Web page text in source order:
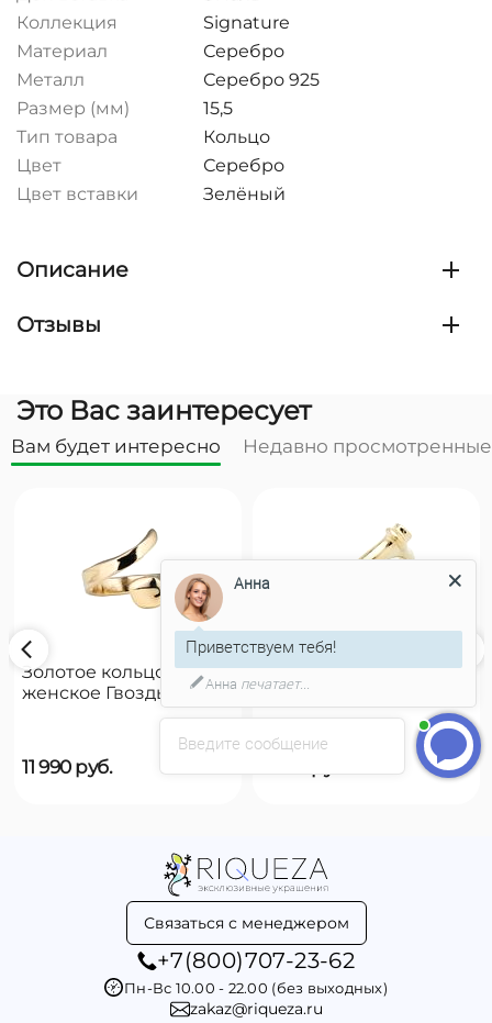
Коллекция
Signature
Материал
Серебро
Металл
Серебро 925
Размер (мм)
15,5
Тип товара
Кольцо
Цвет
Серебро
Цвет вставки
Зелёный
Описание
Отзывы
Это Вас заинтересует
Вам будет интересно Недавно просмотренные
Золотое кольцо
женское Гвоздь
11 990 руб.
Золотое кольцо
женское на руку
UNOde50 Reward
Связаться с менеджером
+7(800)707-23-62
Пн-Вс 10.00 - 22.00 (без выходных)
zakaz@riqueza.ru
Введите сообщение
Анна
Приветствуем тебя!
Анна печатает...